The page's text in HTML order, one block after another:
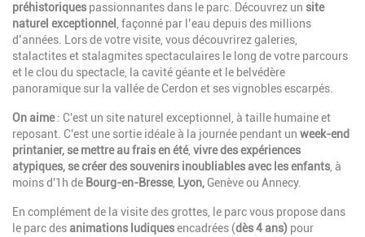
préhistoriques passionnantes dans le parc. Découvrez un site
naturel exceptionnel , façonné par l’eau depuis des millions
d’années. Lors de votre visite, vous découvrirez galeries,
stalactites et stalagmites spectaculaires le long de votre parcours
et le clou du spectacle, la cavité géante et le belvédère
panoramique sur la vallée de Cerdon et ses vignobles escarpés.
On aime: C'est un site naturel exceptionnel, à taille humaine et
reposant. C'est une sortie idéale à la journée pendant un week-end
printanier, se mettre au frais en été, vivre des expériences
atypiques, se créer des souvenirs inoubliables avec les enfants , à
moins d'1h de Bourg-en-Bresse, Lyon, Genève ou Annecy.
En complément de la visite des grottes, le parc vous propose dans
le parc desanimations ludiquesencadrées (dès 4 ans) pour